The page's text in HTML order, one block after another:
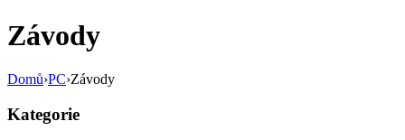
Závody
Domů›PC›Závody
Kategorie